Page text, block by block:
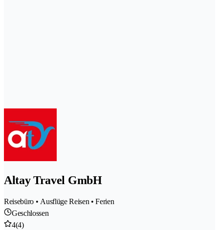
Altay Travel GmbH
Reisebüro • Ausflüge Reisen • Ferien
Geschlossen
4(4)